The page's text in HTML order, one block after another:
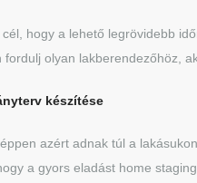
hogy a lehető legrövidebb
fordulj olyan lakberendezőhöz,
készítése
azért adnak túl a
a gyors eladást home